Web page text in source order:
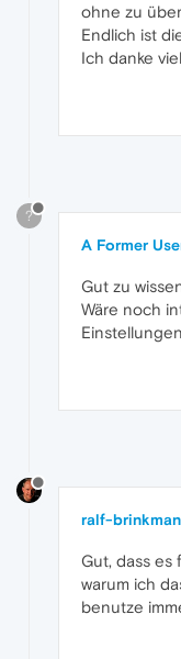
ohne zu
Endlich ist
Ich danke
?
A Former
Gut zu
Wäre noch
ralf-
Gut, dass es
warum ich
benutze